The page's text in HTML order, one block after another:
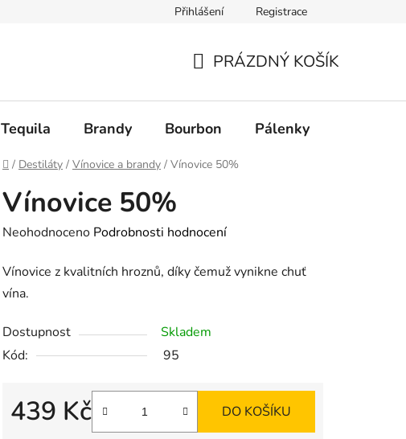
Přihlášení Registrace
KOŠÍK
PRÁZDNÝ KOŠÍK
Tequila Brandy Bourbon Pálenky
Domů
/ Destiláty / Vínovice a brandy / Vínovice 50%
Vínovice 50%
Průměrné
produktu
je
z
5
Neohodnoceno Podrobnosti hodnocení
Vínovice z kvalitních hroznů, díky čemuž vynikne chuť
vína.
Dostupnost
Skladem
Kód:
95
439 Kč DO KOŠÍKU